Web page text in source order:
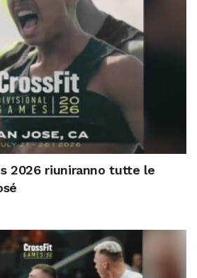
2026 riuniranno tutte le